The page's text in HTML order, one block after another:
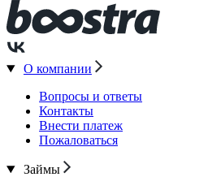
О компании
Вопросы и ответы
Контакты
Внести платеж
Пожаловаться
Займы